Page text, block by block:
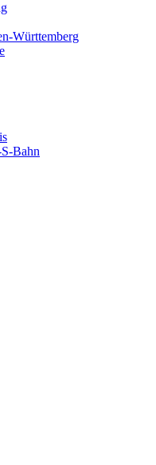
Württemberg
Bahn